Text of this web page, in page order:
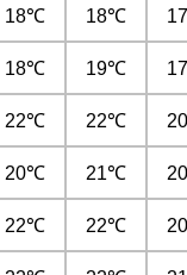
18℃ 18℃
18℃ 19℃
22℃ 22℃
20℃ 21℃
22℃ 22℃